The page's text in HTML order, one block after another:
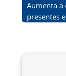
Aumenta a
presentes